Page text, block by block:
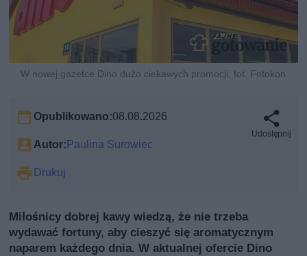
W nowej gazetce Dino dużo ciekawych promocji, fot. Fotokon
Opublikowano:08.08.2026
Autor: Paulina Surowiec
Drukuj
Udostępnij
Miłośnicy dobrej kawy wiedzą, że nie trzeba
wydawać fortuny, aby cieszyć się aromatycznym
naparem każdego dnia. W aktualnej ofercie Dino